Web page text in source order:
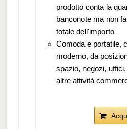
prodotto conta la
banconote ma non
totale dell'importo
Comoda e portatile,
moderno, da
spazio, negozi,
altre attività